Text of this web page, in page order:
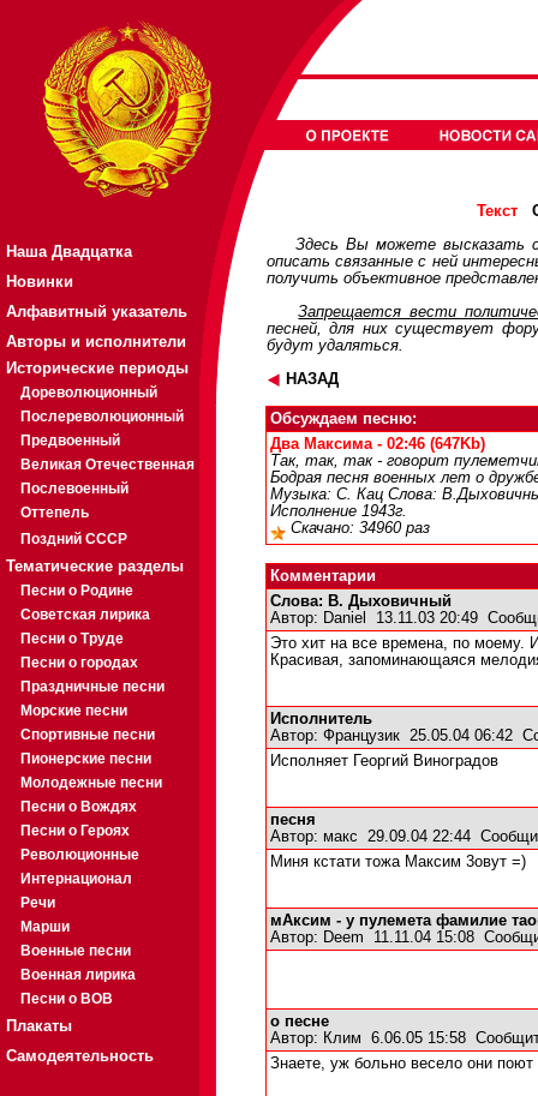
Наша Двадцатка
Новинки
Алфавитный указатель
Авторы и исполнители
Исторические периоды
Дореволюционный
Послереволюционный
Предвоенный
Великая Отечественная
Послевоенный
Оттепель
Поздний СССР
Тематические разделы
Песни о Родине
Советская лирика
Песни о Труде
Песни о городах
Праздничные песни
Морские песни
Спортивные песни
Пионерские песни
Молодежные песни
Песни о Вождях
Песни о Героях
Революционные
Интернационал
Речи
Марши
Военные песни
Военная лирика
Песни о ВОВ
Плакаты
Самодеятельность
Текст
Здесь Вы можете высказать
описать связанные с ней
получить объективное
Запрещается вести
песней, для них существует
будут удаляться.
НАЗАД
Обсуждаем песню:
Два Максима - 02:46 (647Kb)
Так, так, так - говорит
Бодрая песня военных лет о
Музыка: С. Кац Слова:
Исполнение 1943г.
Скачано: 34960 раз
Комментарии
Слова: В. Дыховичный
Автор: Daniel 13.11.03 20:49
Это хит на все времена, по моему.
Красивая, запоминающаяся
Исполнитель
Автор: Французик 25.05.04 06:42
Исполняет Георгий Виноградов
песня
Автор: макс 29.09.04 22:44
Миня кстати тожа Максим 3овут =)
мАксим - у пулемета фамилие
Автор: Deem 11.11.04 15:08
о песне
Автор: Клим 6.06.05 15:58
Знаете, уж больно весело они поют